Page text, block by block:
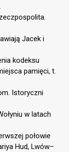
Jacek i
kodeksu
pamięci, t.
Istoryczni
w latach
połowie
Hud, Lwów–